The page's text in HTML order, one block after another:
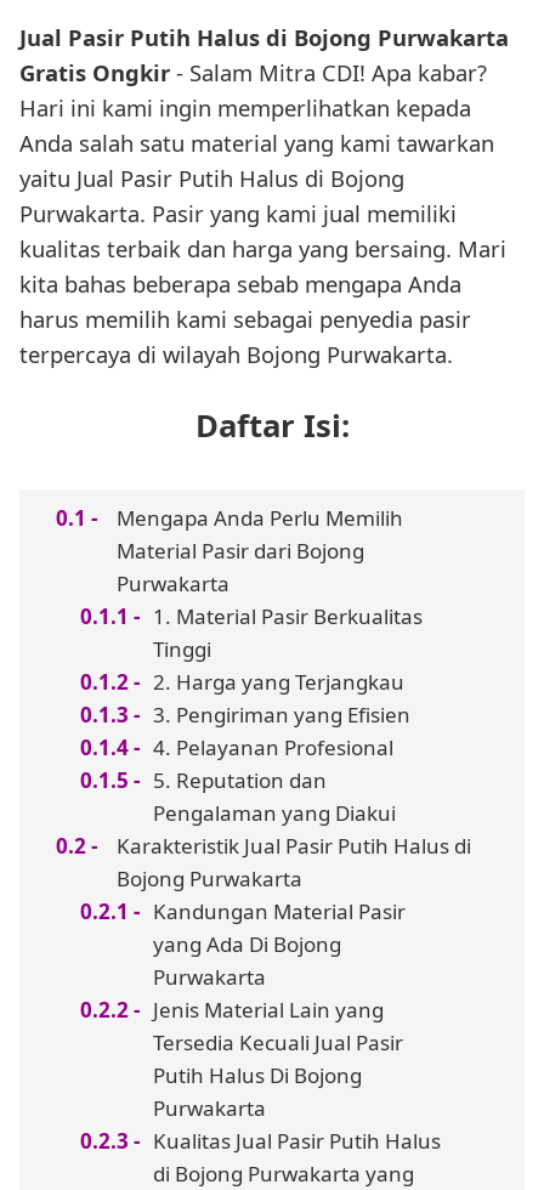
Jual Pasir Putih Halus di Bojong Purwakarta
Gratis Ongkir - Salam Mitra CDI! Apa kabar?
Hari ini kami ingin memperlihatkan kepada
Anda salah satu material yang kami tawarkan
yaitu Jual Pasir Putih Halus di Bojong
Purwakarta. Pasir yang kami jual memiliki
kualitas terbaik dan harga yang bersaing. Mari
kita bahas beberapa sebab mengapa Anda
harus memilih kami sebagai penyedia pasir
terpercaya di wilayah Bojong Purwakarta.
Daftar Isi:
Mengapa Anda Perlu Memilih
Material Pasir dari Bojong
Purwakarta
1. Material Pasir Berkualitas
Tinggi
2. Harga yang Terjangkau
3. Pengiriman yang Efisien
4. Pelayanan Profesional
5. Reputation dan
Pengalaman yang Diakui
Karakteristik Jual Pasir Putih Halus di
Bojong Purwakarta
Kandungan Material Pasir
yang Ada Di Bojong
Purwakarta
Jenis Material Lain yang
Tersedia Kecuali Jual Pasir
Putih Halus Di Bojong
Purwakarta
Kualitas Jual Pasir Putih Halus
di Bojong Purwakarta yang